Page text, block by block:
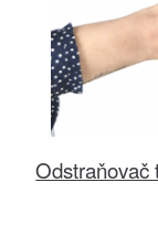
Odstraňovač